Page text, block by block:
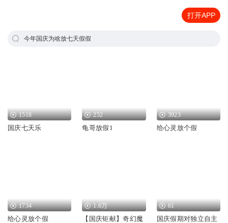
打开APP
今年国庆为啥放七天假假
1518
国庆七天乐
252
龟哥放假1
3923
给心灵放个假
1734
给心灵放个假
1.6万
【国庆钜献】奇幻魔
61
国庆假期对独立自主